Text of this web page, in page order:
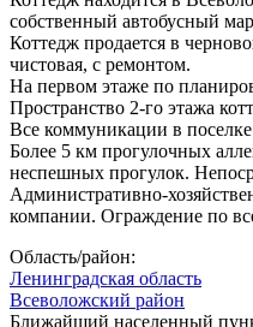
собственный автобусный
Коттедж продается в
чистовая, с ремонтом.
На первом этаже по
Пространство 2-го этажа
Все коммуникации в
Более 5 км прогулочных
неспешных прогулок.
Административно-
компании. Ограждение по
Область/район:
Ленинградская область
Всеволожский район
Ближайший населенный